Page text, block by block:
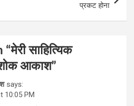
प्रकट होना
“मेरी साहित्यिक
आकाश”
says:
10:05 PM